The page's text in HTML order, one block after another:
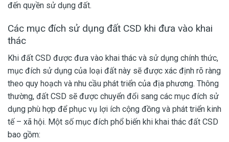
đến quyền sử dụng đất.
Các mục đích sử dụng đất CSD khi đưa vào khai
thác
Khi đất CSD được đưa vào khai thác và sử dụng chính thức,
mục đích sử dụng của loại đất này sẽ được xác định rõ ràng
theo quy hoạch và nhu cầu phát triển của địa phương. Thông
thường, đất CSD sẽ được chuyển đổi sang các mục đích sử
dụng phù hợp để phục vụ lợi ích cộng đồng và phát triển kinh
tế – xã hội. Một số mục đích phổ biến khi khai thác đất CSD
bao gồm: